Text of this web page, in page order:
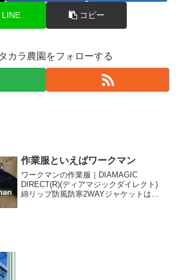
LINE コピー
カラ農園をフォローする
作業服といえばワークマン
ワークマンの作業服｜DIAMAGIC
DIRECT(R)(ディアマジックダイレクト)
綿リップ防風防寒2WAYジャケットは農